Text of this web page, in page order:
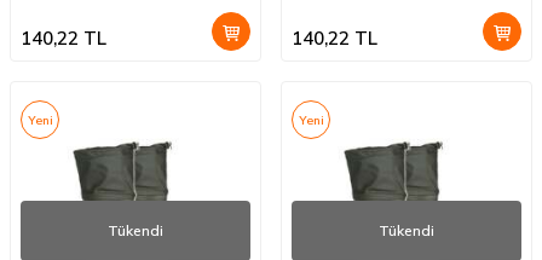
140,22 TL 140,22 TL
Yeni
Tükendi
Yeni
Tükendi